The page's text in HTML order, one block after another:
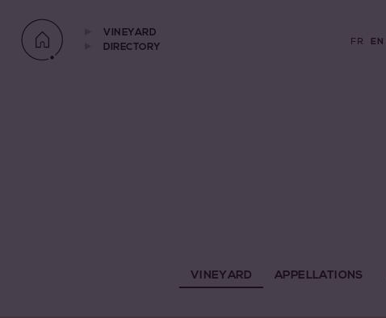
VINEYARD
DIRECTORY
FR EN
VINEYARD APPELLATIONS